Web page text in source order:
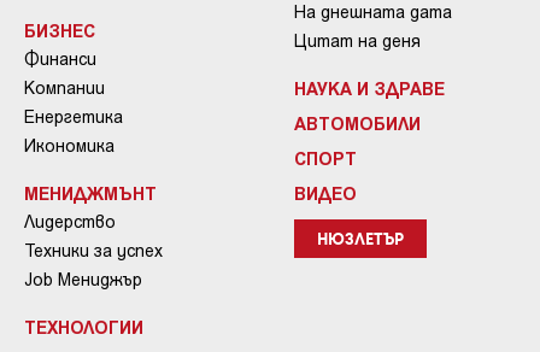
БИЗНЕС
Финанси
Компании
Енергетика
Икономика
МЕНИДЖМЪНТ
Лидерство
Техники за успех
Job Мениджър
ТЕХНОЛОГИИ
На днешната дата
Цитат на деня
НАУКА И ЗДРАВЕ
АВТОМОБИЛИ
СПОРТ
ВИДЕО
НЮЗЛЕТЪР